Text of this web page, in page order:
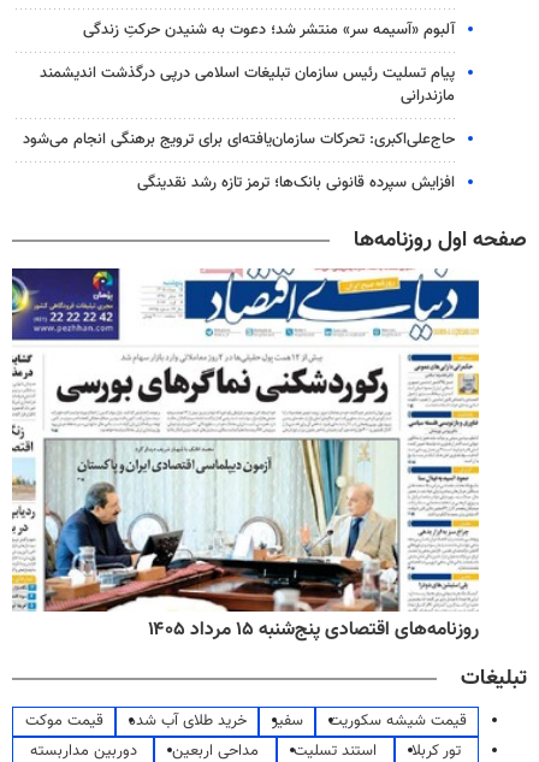
آلبوم «آسیمه سر» منتشر شد؛ دعوت به شنیدن حرکتِ زندگی
پیام تسلیت رئیس سازمان تبلیغات اسلامی درپی درگذشت اندیشمند
مازندرانی
حاج‌علی‌اکبری: تحرکات سازمان‌یافته‌ای برای ترویج برهنگی انجام می‌شود
افزایش سپرده قانونی بانک‌ها؛ ترمز تازه رشد نقدینگی
صفحه اول روزنامه‌ها
روزنامه‌های اقتصادی پنج‌شنبه ۱۵ مرداد ۱۴۰۵
تبلیغات
قیمت شیشه سکوریت سفیر خرید طلای آب شده
قیمت موکت
تور کربلا
استند تسلیت مداحی اربعین
دوربین مداربسته